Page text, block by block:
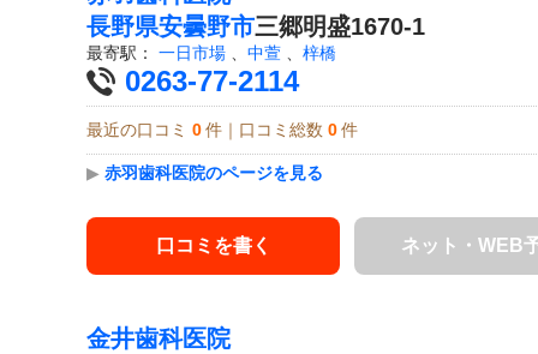
長野県安曇野市三郷明盛1670-1
最寄駅： 一日市場 中萱 梓橋
0263-77-2114
最近の口コミ 0 件｜口コミ総数 0 件
▶ 赤羽歯科医院のページを見る
口コミを書く ネット・WEB
金井歯科医院